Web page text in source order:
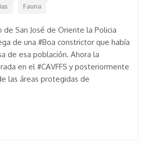
Fauna
de San José de Oriente la Policia
de una #Boa constrictor que había
de esa población. Ahora la
en el #CAVFFS y posteriormente
las áreas protegidas de